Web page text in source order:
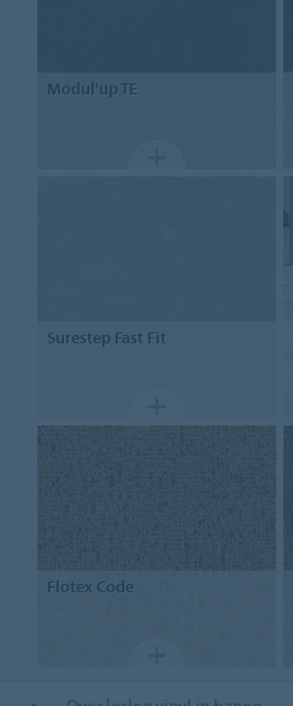
Modul'up TE
SurestepFast Fit
Flotex Code